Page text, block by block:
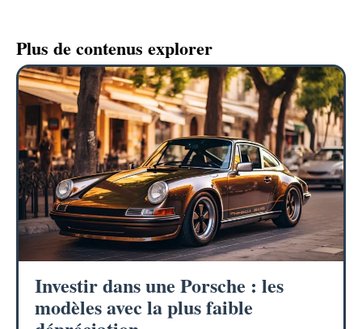
Plus de contenus explorer
Investir dans une Porsche : les
modèles avec la plus faible